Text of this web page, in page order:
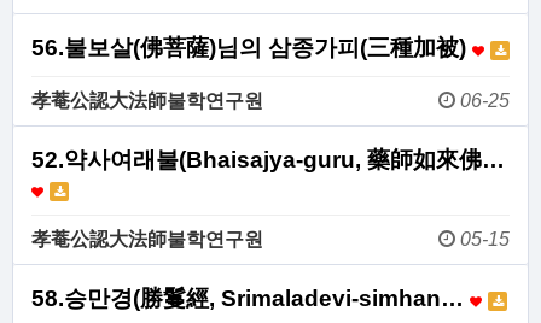
56.불보살(佛菩薩)님의 삼종가피(三種加被)
孝菴公認大法師불학연구원 06-25
52.약사여래불(Bhaisajya-guru, 藥師如來佛…
孝菴公認大法師불학연구원 05-15
58.승만경(勝鬘經, Srimaladevi-simhan…